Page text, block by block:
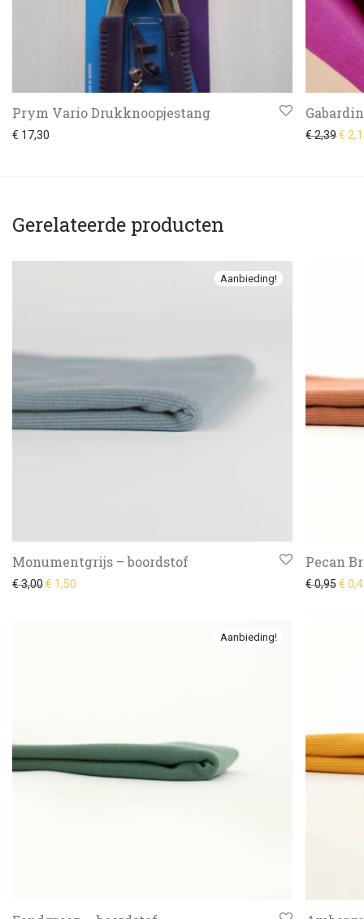
Prym Vario Drukknoopjestang
€ 17,30 €2,39€
Gerelateerde producten
Aanbieding!
Monumentgrijs – boordstof
€3,00Oorspronkelijke prijs was: € 3,00.
€ 1,50
Pecan
€0,95€
Aanbieding!